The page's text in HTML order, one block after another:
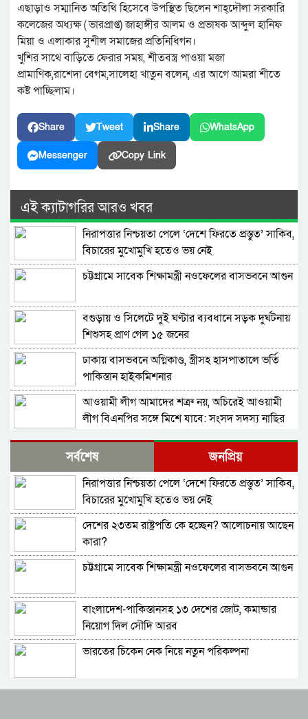
এছাড়াও সম্মানিত অতিথি হিসেবে উপস্থিত ছিলেন শাহ্দৌলা সরকারি
কলেজের অধ্যক্ষ ( ভারপ্রাপ্ত) জাহাঙ্গীর আলম ও প্রভাষক আব্দুল হানিফ
মিয়া ও এলাকার সুশীল সমাজের প্রতিনিধিগন।
খুশির সাথে বাড়িতে ফেরার সময়, শীতবস্ত্র পাওয়া মজা
প্রামাণিক,রাশেদা বেগম,সালেহা খাতুন বলেন, এর আগে আমরা শীতে
কষ্ট পাচ্ছিলাম।
Share Tweet Share WhatsApp
Messenger Copy Link
এই ক্যাটাগরির আরও খবর
নিরাপত্তার নিশ্চয়তা পেলে ‘দেশে ফিরতে প্রস্তুত’ সাকিব,
বিচারের মুখোমুখি হতেও ভয় নেই
চট্টগ্রামে সাবেক শিক্ষামন্ত্রী নওফেলের বাসভবনে আগুন
বগুড়ায় ও সিলেটে দুই ঘণ্টার ব্যবধানে সড়ক দুর্ঘটনায়
শিশুসহ প্রাণ গেল ১৫ জনের
ঢাকায় বাসভবনে অগ্নিকাণ্ড, স্ত্রীসহ হাসপাতালে ভর্তি
পাকিস্তান হাইকমিশনার
আওয়ামী লীগ আমাদের শত্রু নয়, অচিরেই আওয়ামী
লীগ বিএনপির সঙ্গে মিশে যাবে: সংসদ সদস্য নাছির
শহীদ আহসান জুলাই যোদ্ধা নন—দাবি বিএনপি নেতার,
জামায়াত নেতা বললেন, ‘সারজিসও ছাত্রলীগ করতেন’
সাকিব আল হাসানের বাড়িতে পেট্রোল ঢেলে আগুন
দেওয়ার চেষ্টা, ভাঙচুর
গাজীপুর-৫ আসনের সাবেক এমপি আখতারুজ্জামান
গ্রেপ্তার
ফেনীর পুলিশ সুপার; যত কিছুই করি না কেন, কারোরই
জুলাই গণঅভ্যুত্থান দিবসে হবিগঞ্জে শহীদদের প্রতি
জেলা পুলিশের শ্রদ্ধা
মৌলভীবাজারে যথাযোগ্য মর্যাদায় পালিত জুলাই
সর্বশেষ জনপ্রিয়
নিরাপত্তার নিশ্চয়তা পেলে ‘দেশে ফিরতে প্রস্তুত’ সাকিব,
বিচারের মুখোমুখি হতেও ভয় নেই
দেশের ২৩তম রাষ্ট্রপতি কে হচ্ছেন? আলোচনায় আছেন
কারা?
চট্টগ্রামে সাবেক শিক্ষামন্ত্রী নওফেলের বাসভবনে আগুন
বাংলাদেশ-পাকিস্তানসহ ১৩ দেশের জোট, কমান্ডার
নিয়োগ দিল সৌদি আরব
ভারতের চিকেন নেক নিয়ে নতুন পরিকল্পনা
জাতীয় সংসদের বিশেষ অধিবেশন ডাকা হচ্ছে